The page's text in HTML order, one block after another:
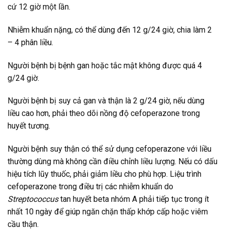
cứ 12 giờ một lần.
Nhiễm khuẩn nặng, có thể dùng đến 12 g/24 giờ, chia làm 2
– 4 phân liều.
Người bệnh bị bệnh gan hoặc tắc mật không được quá 4
g/24 giờ.
Người bệnh bị suy cả gan và thận là 2 g/24 giờ, nếu dùng
liều cao hơn, phải theo dõi nồng độ cefoperazone trong
huyết tương.
Người bệnh suy thận có thể sử dụng cefoperazone với liều
thường dùng mà không cần điều chỉnh liều lượng. Nếu có dấu
hiệu tích lũy thuốc, phải giảm liều cho phù hợp. Liệu trình
cefoperazone trong điều trị các nhiễm khuẩn do
Streptococcustan huyết beta nhóm A phải tiếp tục trong ít
nhất 10 ngày để giúp ngăn chặn thấp khớp cấp hoặc viêm
cầu thận.